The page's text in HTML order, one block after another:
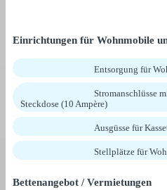
Einrichtungen für Wohnmobile
Entsorgung für
Stromanschlüsse
Steckdose (10 Ampère)
Ausgüsse für
Stellplätze für
Bettenangebot / Vermietungen